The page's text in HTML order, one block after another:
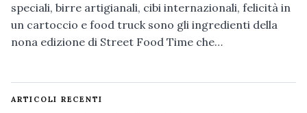
speciali, birre artigianali, cibi internazionali, felicità in
un cartoccio e food truck sono gli ingredienti della
nona edizione di Street Food Time che…
ARTICOLI RECENTI